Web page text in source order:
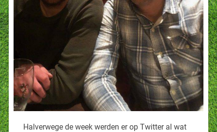
Halverwege de week werden er op Twitter al wat